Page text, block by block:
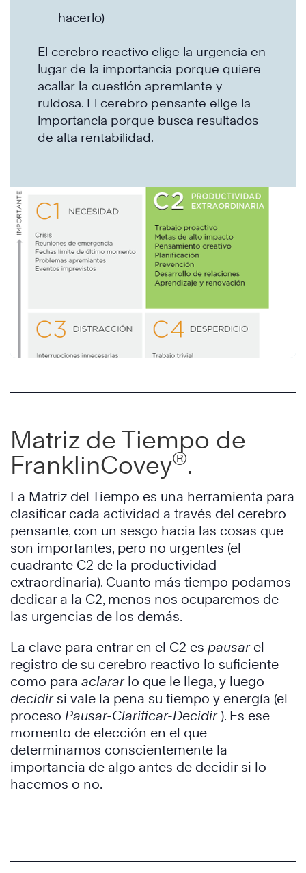
hacerlo)
El cerebro reactivo elige la urgencia en
lugar de la importancia porque quiere
acallar la cuestión apremiante y
ruidosa. El cerebro pensante elige la
importancia porque busca resultados
de alta rentabilidad.
Matriz de Tiempo de
FranklinCovey®.
La Matriz del Tiempo es una herramienta para
clasificar cada actividad a través del cerebro
pensante, con un sesgo hacia las cosas que
son importantes, pero no urgentes (el
cuadrante C2 de la productividad
extraordinaria). Cuanto más tiempo podamos
dedicar a la C2, menos nos ocuparemos de
las urgencias de los demás.
La clave para entrar en el C2 es pausarel
registro de su cerebro reactivo lo suficiente
como para aclararlo que le llega, y luego
decidirsi vale la pena su tiempo y energía (el
proceso Pausar-Clarificar-Decidir). Es ese
momento de elección en el que
determinamos conscientemente la
importancia de algo antes de decidir si lo
hacemos o no.